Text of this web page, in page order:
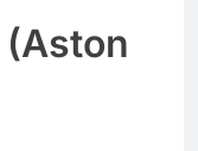
(Aston